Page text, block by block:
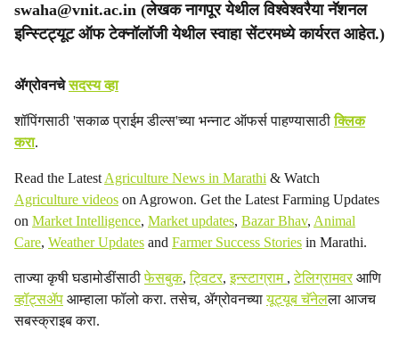
swaha@vnit.ac.in (लेखक नागपूर येथील विश्वेश्वरैया नॅशनल
इन्स्टिट्यूट ऑफ टेक्नॉलॉजी येथील स्वाहा सेंटरमध्ये कार्यरत आहेत.)
ॲग्रोवनचेसदस्य व्हा
शॉपिंगसाठी 'सकाळ प्राईम डील्स'च्या भन्नाट ऑफर्स पाहण्यासाठीक्लिक
करा.
Read the Latest Agriculture News in Marathi & Watch
Agriculture videos on Agrowon. Get the Latest Farming Updates
on Market Intelligence, Market updates, Bazar Bhav, Animal
Care, Weather Updates and Farmer Success Stories in Marathi.
ताज्या कृषी घडामोडींसाठीफेसबुक,ट्विटर,इन्स्टाग्राम ,टेलिग्रामवरआणि
व्हॉट्सॲप आम्हाला फॉलो करा. तसेच, ॲग्रोवनच्यायूट्यूब चॅनेलला आजच
सबस्क्राइब करा.